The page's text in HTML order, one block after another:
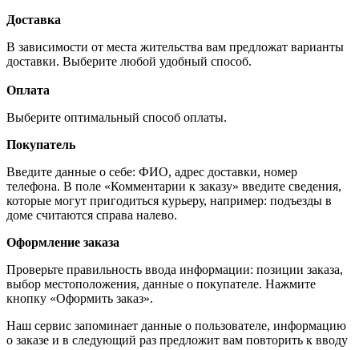
Доставка
В зависимости от места жительства вам предложат варианты
доставки. Выберите любой удобный способ.
Оплата
Выберите оптимальный способ оплаты.
Покупатель
Введите данные о себе: ФИО, адрес доставки, номер
телефона. В поле «Комментарии к заказу» введите сведения,
которые могут пригодиться курьеру, например: подъезды в
доме считаются справа налево.
Оформление заказа
Проверьте правильность ввода информации: позиции заказа,
выбор местоположения, данные о покупателе. Нажмите
кнопку «Оформить заказ».
Наш сервис запоминает данные о пользователе, информацию
о заказе и в следующий раз предложит вам повторить к вводу